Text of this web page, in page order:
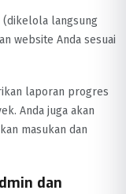
(dikelola langsung
website Anda sesuai
laporan progres
Anda juga akan
masukan dan
dan